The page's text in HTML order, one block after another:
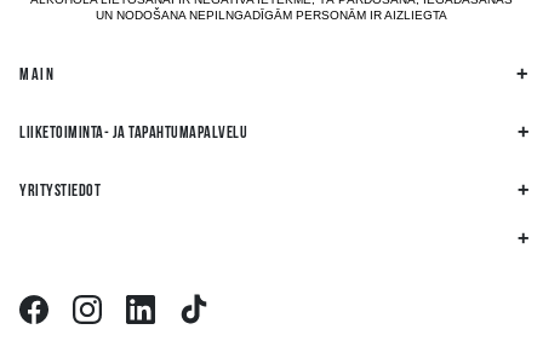
UN NODOŠANA NEPILNGADĪGĀM PERSONĀM IR AIZLIEGTA
MAIN
LIIKETOIMINTA- JA TAPAHTUMAPALVELU
YRITYSTIEDOT